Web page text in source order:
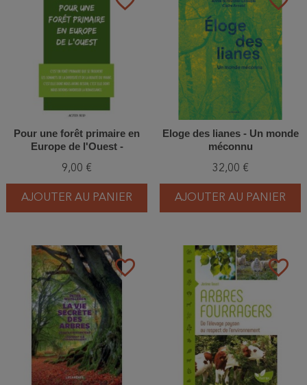
Pour une forêt primaire en
Europe de l'Ouest -
9,00 €
AJOUTER AU PANIER
Eloge des lianes - Un monde
méconnu
32,00 €
AJOUTER AU PANIER
favorite_border favorite_border